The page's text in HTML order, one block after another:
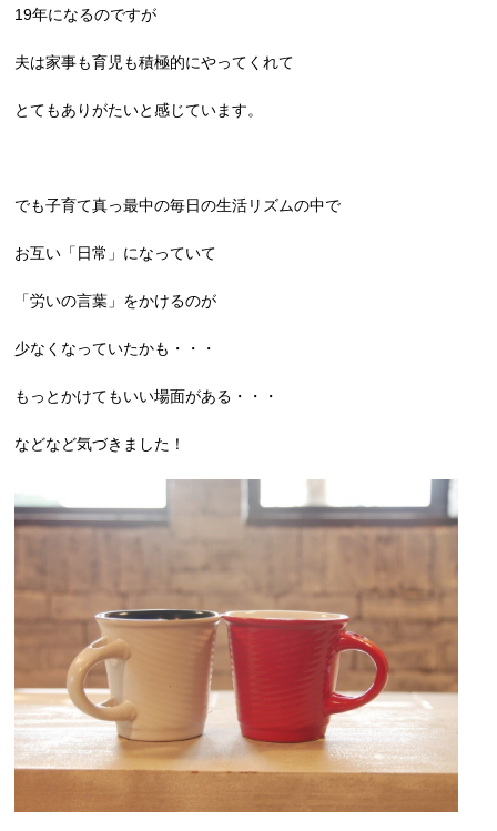
19年になるのですが
夫は家事も育児も積極的にやってくれて
とてもありがたいと感じています。
でも子育て真っ最中の毎日の生活リズムの中で
お互い「日常」になっていて
「労いの言葉」をかけるのが
少なくなっていたかも・・・
もっとかけてもいい場面がある・・・
などなど気づきました！